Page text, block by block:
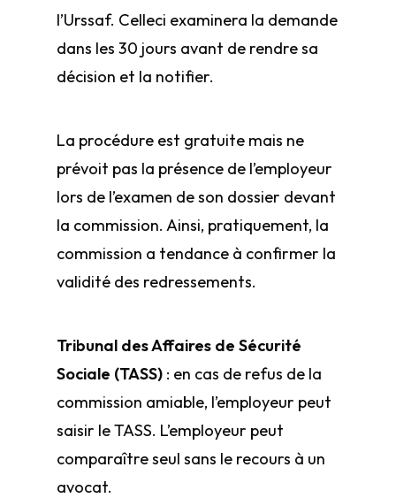
l’Urssaf. Celle­ci examinera la demande
dans les 30 jours avant de rendre sa
décision et la notifier.
La procédure est gratuite mais ne
prévoit pas la présence de l’employeur
lors de l’examen de son dossier devant
la commission. Ainsi, pratiquement, la
commission a tendance à confirmer la
validité des redressements.
Tribunal des Affaires de Sécurité
Sociale (TASS) : en cas de refus de la
commission amiable, l’employeur peut
saisir le TASS. L’employeur peut
comparaître seul sans le recours à un
avocat.